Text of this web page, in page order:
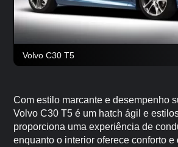
Volvo C30 T5
Com estilo marcante e desempenho
Volvo C30 T5 é um hatch ágil e
proporciona uma experiência de
enquanto o interior oferece conforto e